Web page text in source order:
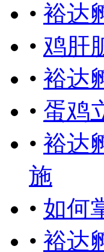
• 裕达
• 鸡肝
• 裕达
• 蛋鸡
• 裕达
施
• 如何
• 裕达